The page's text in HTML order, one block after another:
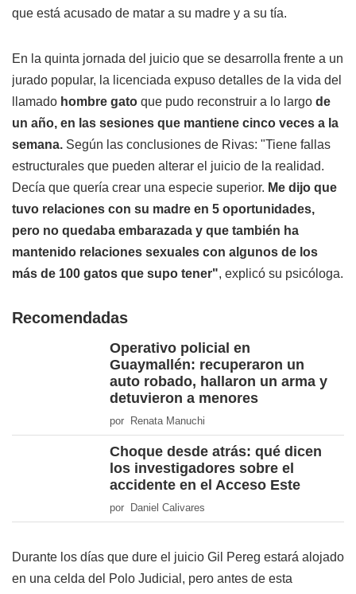
que está acusado de matar a su madre y a su tía.
En la quinta jornada del juicio que se desarrolla frente a un
jurado popular, la licenciada expuso detalles de la vida del
llamado hombre gato que pudo reconstruir a lo largo de
un año, en las sesiones que mantiene cinco veces a la
semana. Según las conclusiones de Rivas: "Tiene fallas
estructurales que pueden alterar el juicio de la realidad.
Decía que quería crear una especie superior. Me dijo que
tuvo relaciones con su madre en 5 oportunidades,
pero no quedaba embarazada y que también ha
mantenido relaciones sexuales con algunos de los
más de 100 gatos que supo tener", explicó su psicóloga.
Recomendadas
Operativo policial en
Guaymallén: recuperaron un
auto robado, hallaron un arma y
detuvieron a menores
por Renata Manuchi
Choque desde atrás: qué dicen
los investigadores sobre el
accidente en el Acceso Este
por Daniel Calivares
Durante los días que dure el juicio Gil Pereg estará alojado
en una celda del Polo Judicial, pero antes de esta